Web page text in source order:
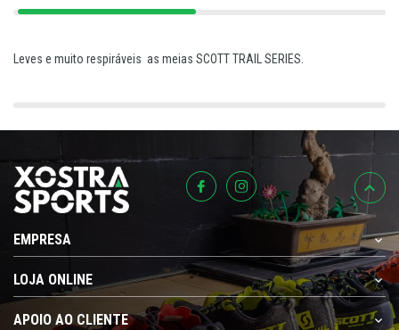
Leves e muito respiráveis as meias SCOTT TRAIL SERIES.
EMPRESA
LOJA ONLINE
APOIO AO CLIENTE